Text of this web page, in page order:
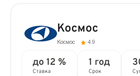
Космос
Космос 4.9
до 12 %
Ставка
1 год
Срок